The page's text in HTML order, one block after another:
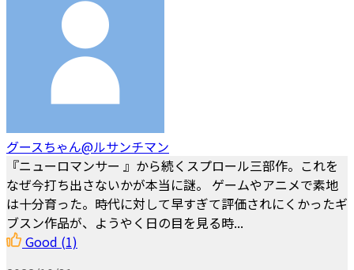
グースちゃん@ルサンチマン
『ニューロマンサー 』から続くスプロール三部作。これを
なぜ今打ち出さないかが本当に謎。 ゲームやアニメで素地
は十分育った。時代に対して早すぎて評価されにくかったギ
ブスン作品が、ようやく日の目を見る時...
Good (1)